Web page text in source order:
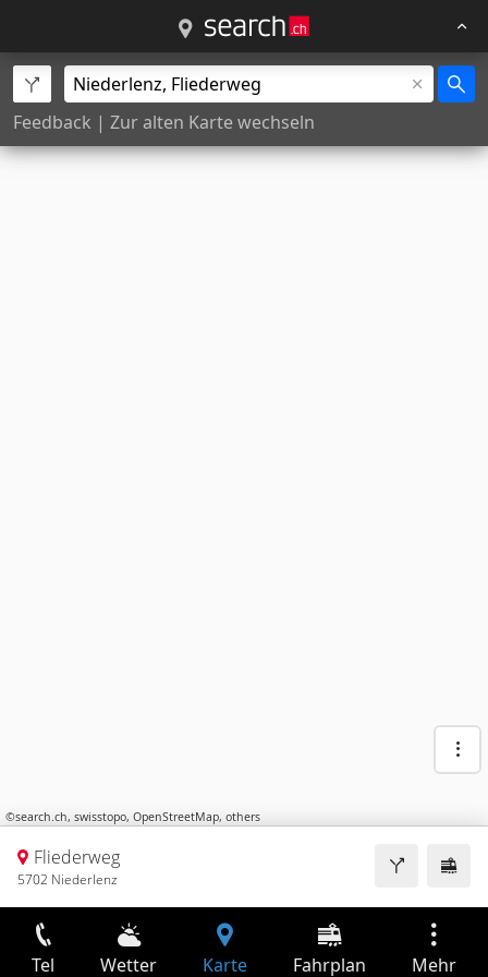
Feedback | Zur alten Karte wechseln
©search.ch, swisstopo, OpenStreetMap, others
Fliederweg
5702 Niederlenz
Tel Wetter Karte Fahrplan Mehr